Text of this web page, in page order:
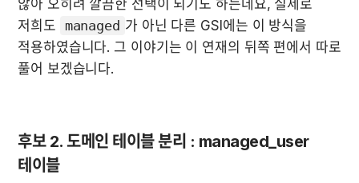
않아 오히려 깔끔한 선택이 되기도 하는데요, 실제로
저희도
managed 가 아닌 다른 GSI에는 이 방식을
적용하였습니다. 그 이야기는 이 연재의 뒤쪽 편에서 따로
풀어 보겠습니다.
후보 2. 도메인 테이블 분리 : managed_user
테이블